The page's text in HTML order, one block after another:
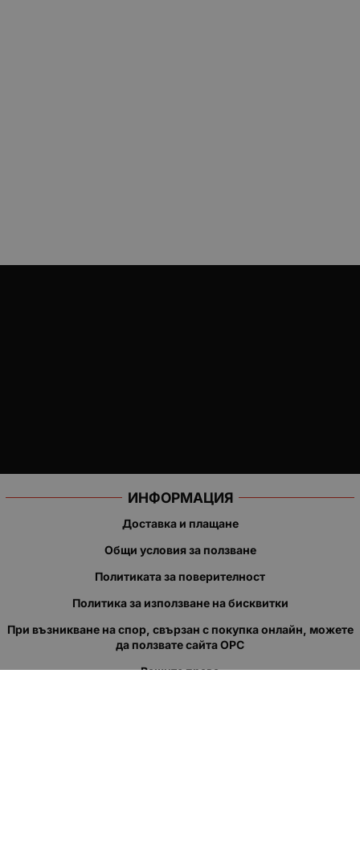
ИНФОРМАЦИЯ
Доставка и плащане
Общи условия за ползване
Политиката за поверителност
Политика за използване на бисквитки
При възникване на спор, свързан с покупка онлайн, можете
да ползвате сайта ОРС
Вашите права